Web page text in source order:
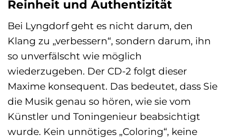
Reinheit und Authentizität
Bei Lyngdorf geht es nicht darum, den
Klang zu „verbessern“, sondern darum, ihn
so unverfälscht wie möglich
wiederzugeben. Der CD-2 folgt dieser
Maxime konsequent. Das bedeutet, dass Sie
die Musik genau so hören, wie sie vom
Künstler und Toningenieur beabsichtigt
wurde. Kein unnötiges „Coloring“, keine